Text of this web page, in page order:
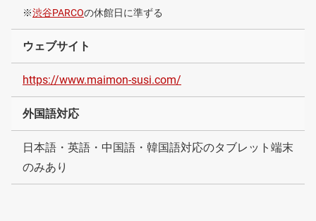
※渋谷PARCOの休館日に準ずる
ウェブサイト
https://www.maimon-susi.com/
外国語対応
日本語・英語・中国語・韓国語対応のタブレット端末
のみあり